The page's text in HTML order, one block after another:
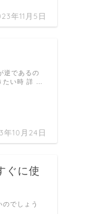
年11月5日
年10月24日
逆であるの
たい時 詳 …
ぐに使
でしょう